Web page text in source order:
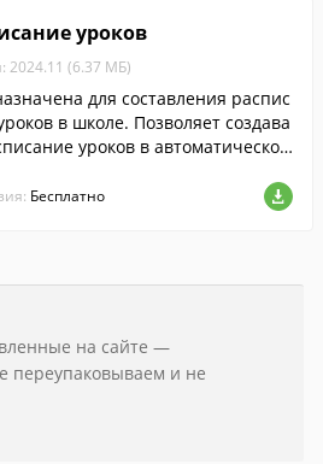
уроков
2024.11 (6.37 МБ)
для составления распис
в школе. Позволяет создава
уроков в автоматическом
Бесплатно
на сайте —
переупаковываем и не